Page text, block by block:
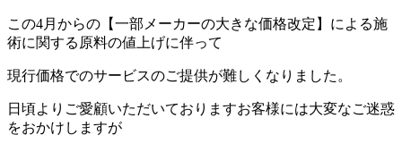
この4月からの【一部メーカーの大きな価格改定】による施
術に関する原料の値上げに伴って
現行価格でのサービスのご提供が難しくなりました。
日頃よりご愛顧いただいておりますお客様には大変なご迷惑
をおかけしますが